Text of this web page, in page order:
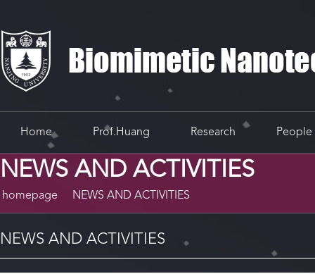
Home Prof.Huang Research People
NEWS AND ACTIVITIES
homepage NEWS AND ACTIVITIES
NEWS AND ACTIVITIES